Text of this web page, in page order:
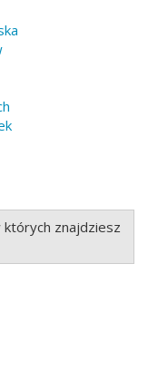
których znajdziesz